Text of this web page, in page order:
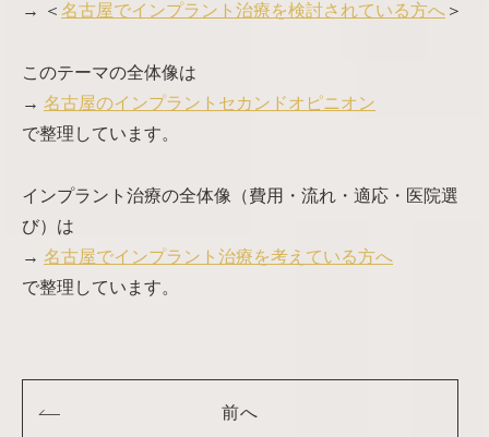
→ ＜ 名古屋でインプラント治療を検討されている方へ ＞
このテーマの全体像は
→ 名古屋のインプラントセカンドオピニオン
で整理しています。
インプラント治療の全体像（費用・流れ・適応・医院選
び）は
→ 名古屋でインプラント治療を考えている方へ
で整理しています。
前へ